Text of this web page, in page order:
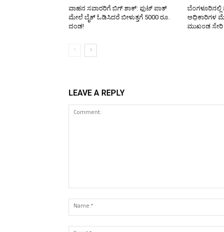
ವಾಹನ ಸವಾರರಿಗೆ ಬಿಗ್ ಶಾಕ್: ಫುಟ್ ಪಾತ್
ಮೇಲೆ ಬೈಕ್ ಓಡಿಸಿದರೆ ಬೀಳುತ್ತಗೆ 5000 ರೂ.
ದಂಡ!
ಬೆಂಗಳೂರಿನಲ್ಲಿ
ಅಧಿಕಾರಿಗಳ
ಮುಖಂಡ
LEAVE A REPLY